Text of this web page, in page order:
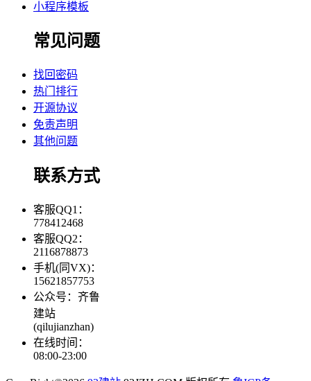
小程序模板
常见问题
找回密码
热门排行
开源协议
免责声明
其他问题
联系方式
客服QQ1：
778412468
客服QQ2：
2116878873
手机(同VX)：
15621857753
公众号：齐鲁
建站
(qilujianzhan)
在线时间：
08:00-23:00